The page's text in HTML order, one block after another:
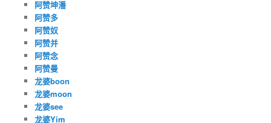
阿赞坤潘
阿赞多
阿赞奴
阿赞并
阿赞念
阿赞曼
龙婆boon
龙婆moon
龙婆see
龙婆Yim